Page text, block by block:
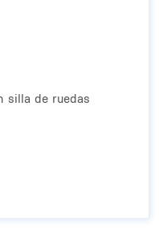
silla de ruedas